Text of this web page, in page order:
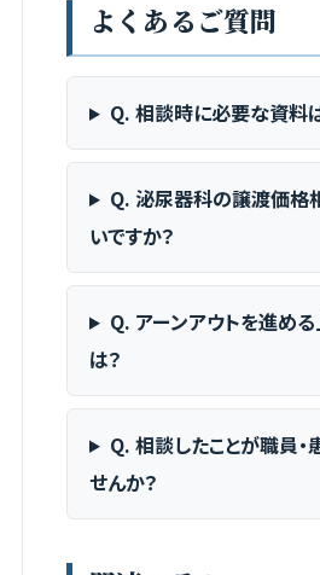
よくあるご質問
Q. 相談時に必要な資料
Q. 泌尿器科の譲渡価格
いですか？
Q. アーンアウトを進め
は？
Q. 相談したことが職員
せんか？